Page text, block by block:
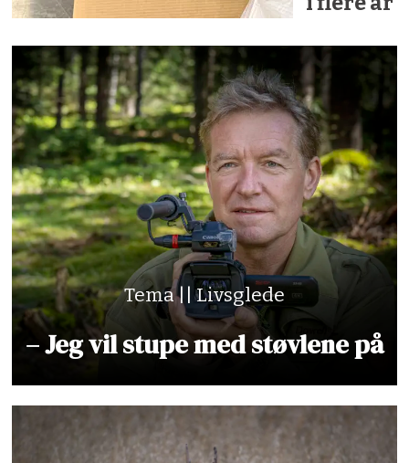
Tema || Livsglede
– Jeg vil stupe med støvlene på